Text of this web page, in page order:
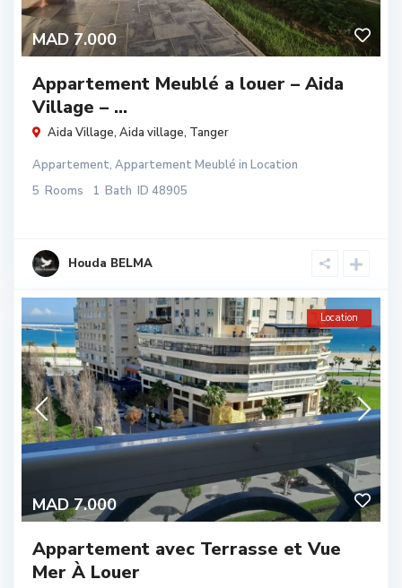
MAD 7.000
Appartement Meublé a louer – Aida
Village – ...
Aida Village, Aida village, Tanger
Appartement, Appartement Meublé in Location
5 Rooms 1 Bath ID 48905
Houda BELMA
MAD 7.000
Location
Appartement avec Terrasse et Vue
Mer À Louer